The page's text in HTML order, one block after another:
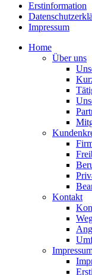
Erstinformation
Impressum
Home
Über uns
Kontakt